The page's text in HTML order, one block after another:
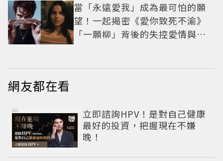
當「永遠愛我」成為最可怕的願
望！一起揭密《愛你致死不渝》
「一願柳」背後的失控愛情與爆
網友都在看
立即諮詢HPV！是對自己健康
最好的投資，把握現在不嫌
晚！
PR